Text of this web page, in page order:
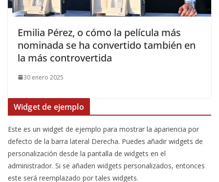
​Emilia Pérez, o cómo la película más
nominada se ha convertido también en
la más controvertida
30 enero 2025
Widget de ejemplo
Este es un widget de ejemplo para mostrar la apariencia por
defecto de la barra lateral Derecha. Puedes añadir widgets de
personalización desde la pantalla de widgets en el
administrador. Si se añaden widgets personalizados, entonces
este será reemplazado por tales widgets.